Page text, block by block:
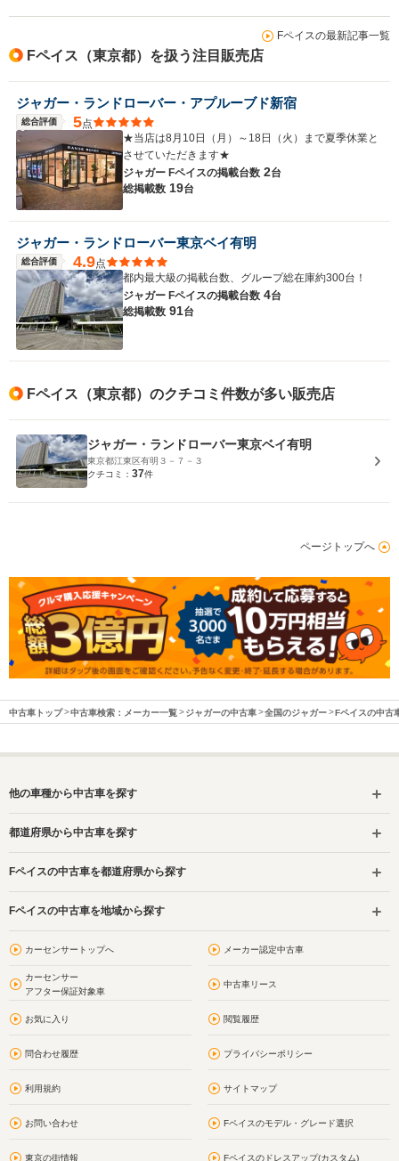
Fペイスの最新記事一覧
Fペイス（東京都）を扱う注目販売店
ジャガー・ランドローバー・アプルーブド新宿
総合評価 5点
★当店は8月10日（月）～18日（火）まで夏季休業と
させていただきます★
ジャガー Fペイスの掲載台数 2台
総掲載数 19台
ジャガー・ランドローバー東京ベイ有明
総合評価 4.9点
都内最大級の掲載台数、グループ総在庫約300台！
ジャガー Fペイスの掲載台数 4台
総掲載数 91台
Fペイス（東京都）のクチコミ件数が多い販売店
ジャガー・ランドローバー東京ベイ有明
東京都江東区有明３－７－３
クチコミ： 37件
ページトップへ
中古車トップ 中古車検索：メーカー一覧 ジャガーの中古車 全国のジャガー Fペイスの中古
他の車種から中古車を探す
都道府県から中古車を探す
Fペイスの中古車を都道府県から探す
Fペイスの中古車を地域から探す
カーセンサートップへ メーカー認定中古車
カーセンサー
アフター保証対象車
中古車リース
お気に入り 閲覧履歴
問合わせ履歴 プライバシーポリシー
利用規約 サイトマップ
お問い合わせ Fペイスのモデル・グレード選択
東京の街情報 Fペイスのドレスアップ(カスタム)